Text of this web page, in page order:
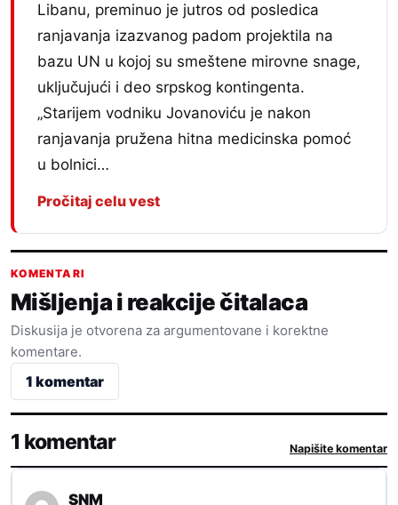
Libanu, preminuo je jutros od posledica
ranjavanja izazvanog padom projektila na
bazu UN u kojoj su smeštene mirovne snage,
uključujući i deo srpskog kontingenta.
„Starijem vodniku Jovanoviću je nakon
ranjavanja pružena hitna medicinska pomoć
u bolnici…
Pročitaj celu vest
KOMENTARI
Mišljenja i reakcije čitalaca
Diskusija je otvorena za argumentovane i korektne
komentare.
1 komentar
1 komentar Napišite komentar
SNM